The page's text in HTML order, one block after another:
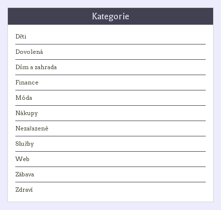
Kategorie
Děti
Dovolená
Dům a zahrada
Finance
Móda
Nákupy
Nezařazené
Služby
Web
Zábava
Zdraví